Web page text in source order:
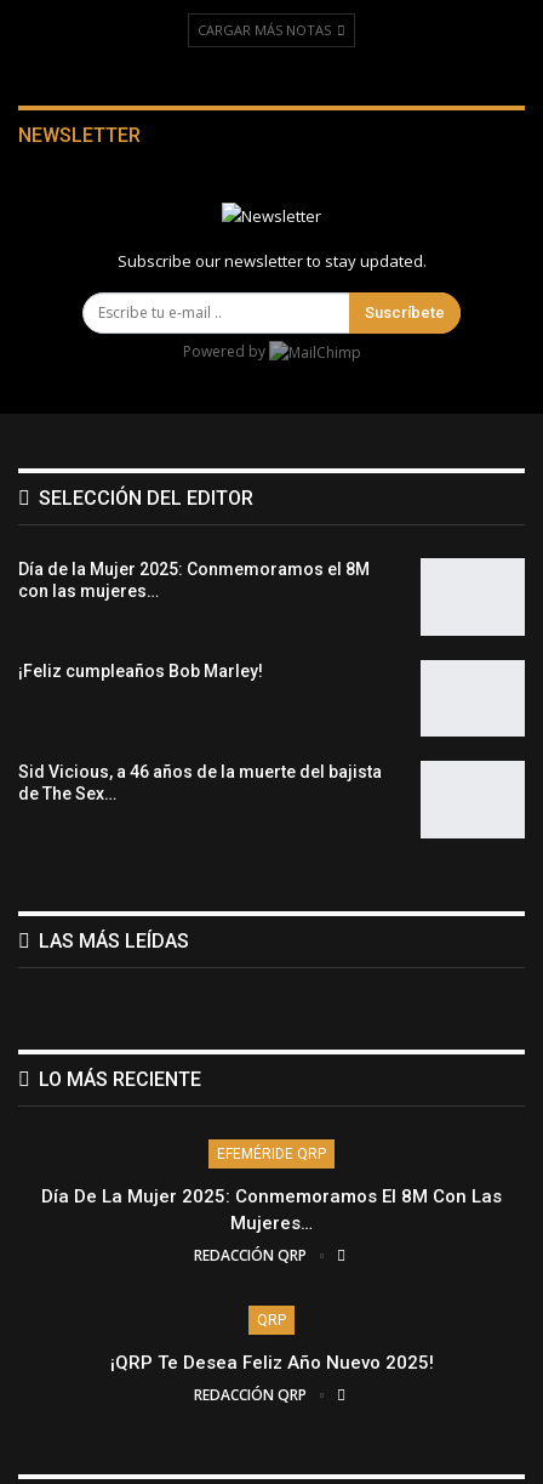
CARGAR MÁS NOTAS
NEWSLETTER
Subscribe our newsletter to stay updated.
Suscríbete
Powered by
SELECCIÓN DEL EDITOR
Día de la Mujer 2025: Conmemoramos el 8M
con las mujeres…
¡Feliz cumpleaños Bob Marley!
Sid Vicious, a 46 años de la muerte del bajista
de The Sex…
LAS MÁS LEÍDAS
LO MÁS RECIENTE
EFEMÉRIDE QRP
Día De La Mujer 2025: Conmemoramos El 8M Con Las
Mujeres…
REDACCIÓN QRP
QRP
¡QRP Te Desea Feliz Año Nuevo 2025!
REDACCIÓN QRP